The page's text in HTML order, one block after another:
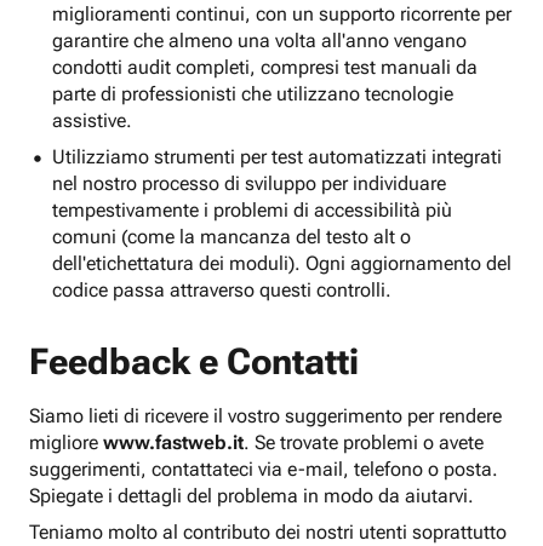
miglioramenti continui, con un supporto ricorrente per
garantire che almeno una volta all'anno vengano
condotti audit completi, compresi test manuali da
parte di professionisti che utilizzano tecnologie
assistive.
Utilizziamo strumenti per test automatizzati integrati
nel nostro processo di sviluppo per individuare
tempestivamente i problemi di accessibilità più
comuni (come la mancanza del testo alt o
dell'etichettatura dei moduli). Ogni aggiornamento del
codice passa attraverso questi controlli.
Feedback e Contatti
Siamo lieti di ricevere il vostro suggerimento per rendere
migliore www.fastweb.it. Se trovate problemi o avete
suggerimenti, contattateci via e-mail, telefono o posta.
Spiegate i dettagli del problema in modo da aiutarvi.
Teniamo molto al contributo dei nostri utenti soprattutto